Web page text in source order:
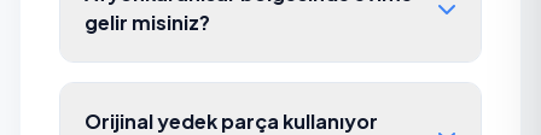
gelir misiniz?
Orijinal yedek parça kullanıyor